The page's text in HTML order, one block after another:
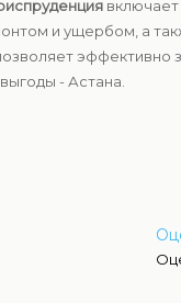
включает
и ущербом, а
- Астана.